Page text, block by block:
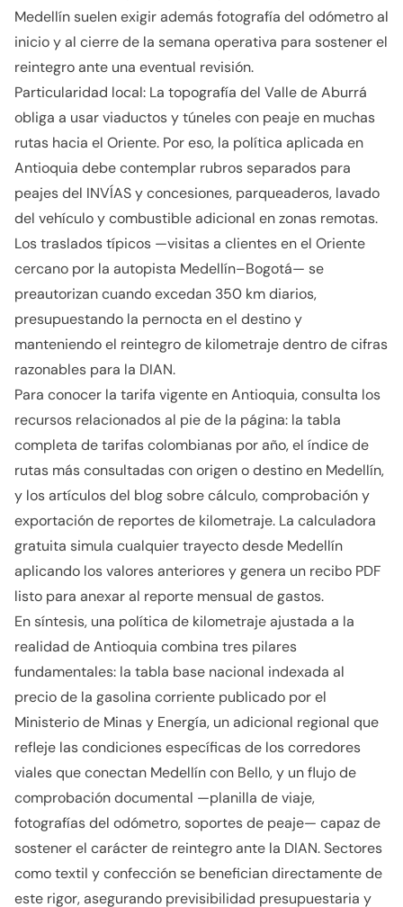
Medellín suelen exigir además fotografía del odómetro al
inicio y al cierre de la semana operativa para sostener el
reintegro ante una eventual revisión.
Particularidad local: La topografía del Valle de Aburrá
obliga a usar viaductos y túneles con peaje en muchas
rutas hacia el Oriente. Por eso, la política aplicada en
Antioquia debe contemplar rubros separados para
peajes del INVÍAS y concesiones, parqueaderos, lavado
del vehículo y combustible adicional en zonas remotas.
Los traslados típicos —visitas a clientes en el Oriente
cercano por la autopista Medellín–Bogotá— se
preautorizan cuando excedan 350 km diarios,
presupuestando la pernocta en el destino y
manteniendo el reintegro de kilometraje dentro de cifras
razonables para la DIAN.
Para conocer la tarifa vigente en Antioquia, consulta los
recursos relacionados al pie de la página: la tabla
completa de tarifas colombianas por año, el índice de
rutas más consultadas con origen o destino en Medellín,
y los artículos del blog sobre cálculo, comprobación y
exportación de reportes de kilometraje. La calculadora
gratuita simula cualquier trayecto desde Medellín
aplicando los valores anteriores y genera un recibo PDF
listo para anexar al reporte mensual de gastos.
En síntesis, una política de kilometraje ajustada a la
realidad de Antioquia combina tres pilares
fundamentales: la tabla base nacional indexada al
precio de la gasolina corriente publicado por el
Ministerio de Minas y Energía, un adicional regional que
refleje las condiciones específicas de los corredores
viales que conectan Medellín con Bello, y un flujo de
comprobación documental —planilla de viaje,
fotografías del odómetro, soportes de peaje— capaz de
sostener el carácter de reintegro ante la DIAN. Sectores
como textil y confección se benefician directamente de
este rigor, asegurando previsibilidad presupuestaria y